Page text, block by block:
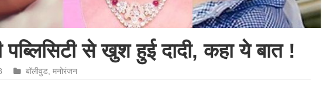
से खुश हुई दादी, कहा ये बात !
बॉलीवुड, मनोरंजन